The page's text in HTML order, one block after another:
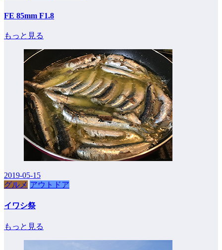
FE 85mm F1.8
もっと見る
2019-05-15
グルメ アウトドア
イワシ祭
もっと見る